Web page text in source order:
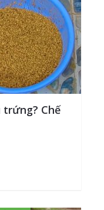
trứng? Chế